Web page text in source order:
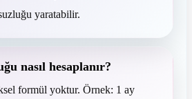
yaratabilir.
nasıl hesaplanır?
formül yoktur. Örnek: 1 ay